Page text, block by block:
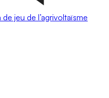
jeu de l’agrivoltaïsme